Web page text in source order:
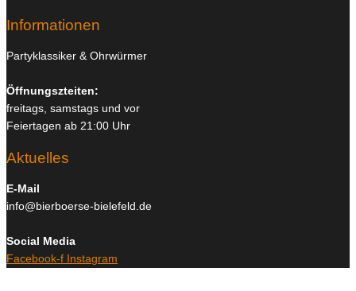
Informationen
Partyklassiker & Ohrwürmer
Öffnungszteiten:
freitags, samstags und vor
Feiertagen ab 21:00 Uhr
Aktuelles
E-Mail
info@bierboerse-bielefeld.de
Social Media
Facebook-f Instagram